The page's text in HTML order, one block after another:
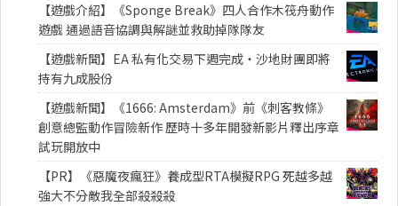
【遊戲介紹】《Sponge Break》四人合作木筏舟動作
遊戲 通過語音協調與解謎並救助掉隊隊友
【遊戲新聞】EA 私有化交易下週完成・沙地財團即將
持有九成股份
【遊戲新聞】《1666: Amsterdam》前《刺客教條》
創意總監動作冒險新作 歷時十多年開發新影片釋出序章
試玩開放中
【PR】《惡魔夜瘋狂》養成型RTA模擬RPG 死越多越
強大不分敵我全部殺殺殺